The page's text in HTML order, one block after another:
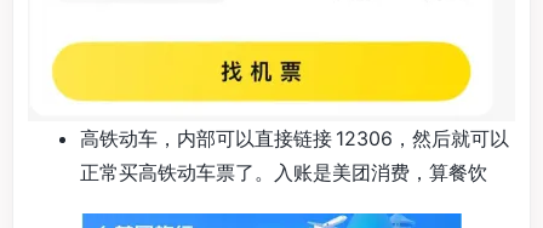
高铁动车，内部可以直接链接 12306，然后就可以
正常买高铁动车票了。入账是美团消费，算餐饮